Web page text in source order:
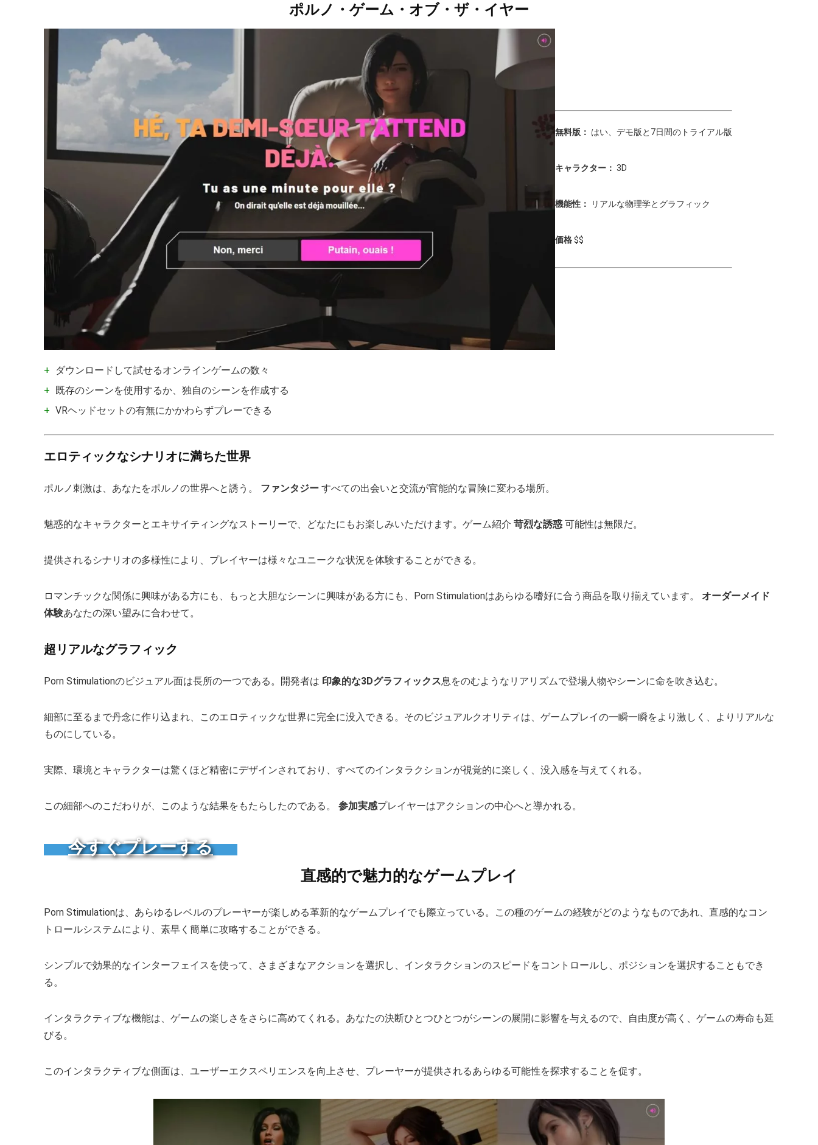
ポルノ・ゲーム・オブ・ザ・イヤー
無料版： はい、デモ版と7日間のトライアル版
キャラクター： 3D
機能性： リアルな物理学とグラフィック
価格$$
+
ダウンロードして試せるオンラインゲームの数々
+ 既存のシーンを使用するか、独自のシーンを作成する
+ VRヘッドセットの有無にかかわらずプレーできる
エロティックなシナリオに満ちた世界
ポルノ刺激は、あなたをポルノの世界へと誘う。 ファンタジー すべての出会いと交流が官能的な冒険に変わる場所。
魅惑的なキャラクターとエキサイティングなストーリーで、どなたにもお楽しみいただけます。ゲーム紹介 苛烈な誘惑 可能性は無限だ。
提供されるシナリオの多様性により、プレイヤーは様々なユニークな状況を体験することができる。
ロマンチックな関係に興味がある方にも、もっと大胆なシーンに興味がある方にも、Porn Stimulationはあらゆる嗜好に合う商品を取り揃えています。 オーダーメイド
体験あなたの深い望みに合わせて。
超リアルなグラフィック
Porn Stimulationのビジュアル面は長所の一つである。開発者は 印象的な3Dグラフィックス息をのむようなリアリズムで登場人物やシーンに命を吹き込む。
細部に至るまで丹念に作り込まれ、このエロティックな世界に完全に没入できる。そのビジュアルクオリティは、ゲームプレイの一瞬一瞬をより激しく、よりリアルな
ものにしている。
実際、環境とキャラクターは驚くほど精密にデザインされており、すべてのインタラクションが視覚的に楽しく、没入感を与えてくれる。
この細部へのこだわりが、このような結果をもたらしたのである。 参加実感プレイヤーはアクションの中心へと導かれる。
今すぐプレーする
直感的で魅力的なゲームプレイ
Porn Stimulationは、あらゆるレベルのプレーヤーが楽しめる革新的なゲームプレイでも際立っている。この種のゲームの経験がどのようなものであれ、直感的なコン
トロールシステムにより、素早く簡単に攻略することができる。
シンプルで効果的なインターフェイスを使って、さまざまなアクションを選択し、インタラクションのスピードをコントロールし、ポジションを選択することもでき
る。
インタラクティブな機能は、ゲームの楽しさをさらに高めてくれる。あなたの決断ひとつひとつがシーンの展開に影響を与えるので、自由度が高く、ゲームの寿命も延
びる。
このインタラクティブな側面は、ユーザーエクスペリエンスを向上させ、プレーヤーが提供されるあらゆる可能性を探求することを促す。